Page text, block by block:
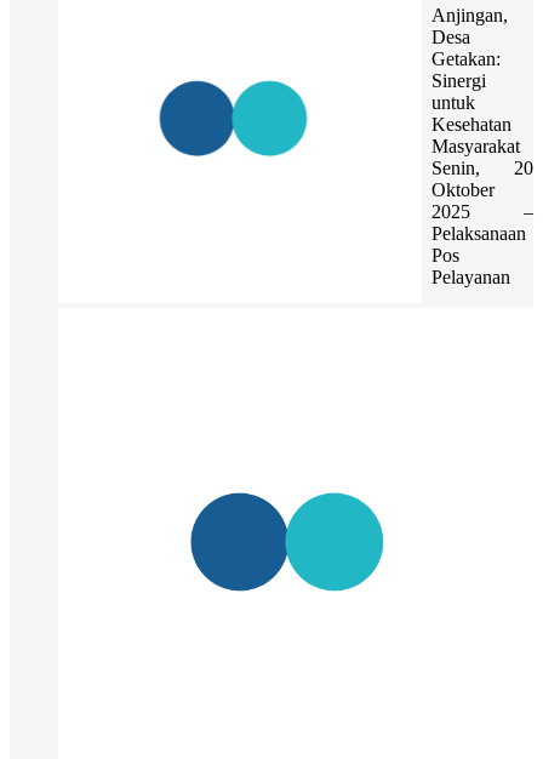
Anjingan,
Desa
Getakan:
Sinergi
untuk
Kesehatan
Masyarakat
Senin, 20
Oktober
2025 –
Pelaksanaan
Pos
Pelayanan